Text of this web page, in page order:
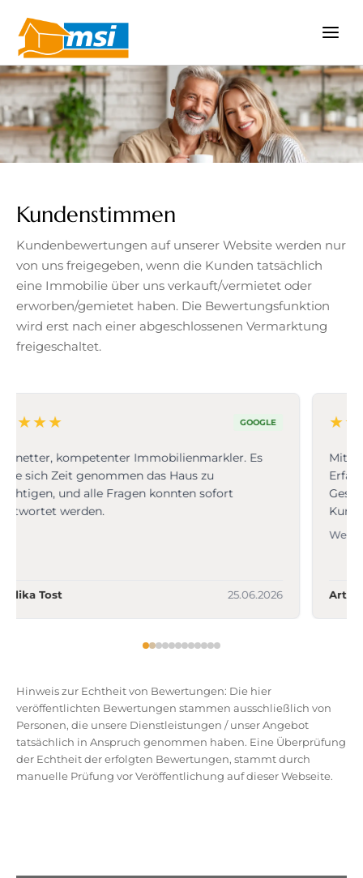
Inhalt
springen
Kundenstimmen
Kundenbewertungen auf unserer Website werden nur
von uns freigegeben, wenn die Kunden tatsächlich
eine Immobilie über uns verkauft/vermietet oder
erworben/gemietet haben. Die Bewertungsfunktion
wird erst nach einer abgeschlossenen Vermarktung
freigeschaltet.
★★
Mit Jannick Miethe habe ich durchweg positive
Erfahrungen gemacht. Bereits beim ersten
Gespräch wurde klar, dass hier Fachwissen und
Kundenorientierung großgeschrieben werden….
Artur Hildermann 22.06.2026
Hinweis zur Echtheit von Bewertungen: Die hier
veröffentlichten Bewertungen stammen ausschließlich von
Personen, die unsere Dienstleistungen / unser Angebot
tatsächlich in Anspruch genommen haben. Eine Überprüfung
der Echtheit der erfolgten Bewertungen, stammt durch
manuelle Prüfung vor Veröffentlichung auf dieser Webseite.